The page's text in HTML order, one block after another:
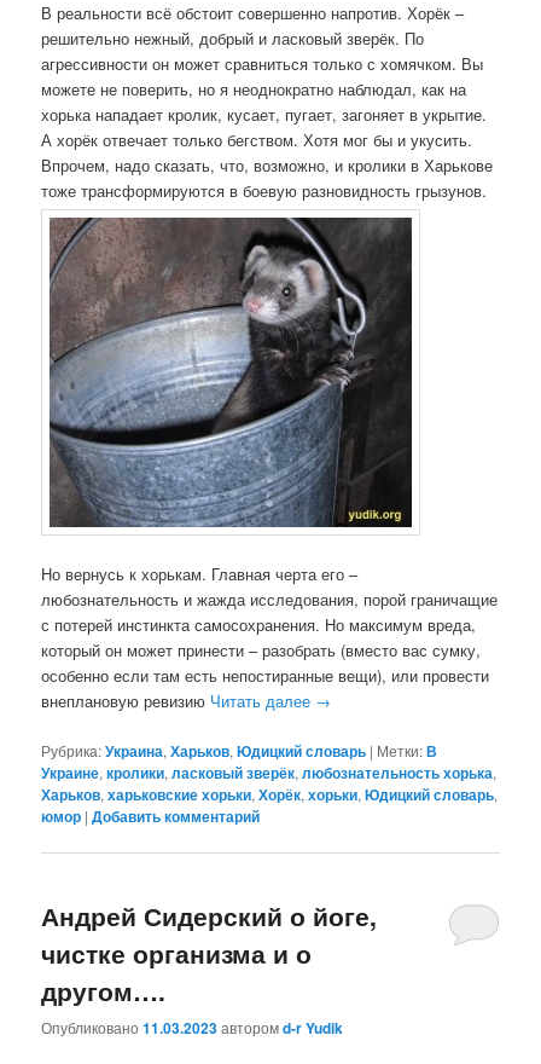
В реальности всё обстоит совершенно напротив. Хорёк –
решительно нежный, добрый и ласковый зверёк. По
агрессивности он может сравниться только с хомячком. Вы
можете не поверить, но я неоднократно наблюдал, как на
хорька нападает кролик, кусает, пугает, загоняет в укрытие.
А хорёк отвечает только бегством. Хотя мог бы и укусить.
Впрочем, надо сказать, что, возможно, и кролики в Харькове
тоже трансформируются в боевую разновидность грызунов.
Но вернусь к хорькам. Главная черта его –
любознательность и жажда исследования, порой граничащие
с потерей инстинкта самосохранения. Но максимум вреда,
который он может принести – разобрать (вместо вас сумку,
особенно если там есть непостиранные вещи), или провести
внеплановую ревизию Читать далее →
Рубрика:Украина,Харьков,Юдицкий словарь | Метки:В
Украине,кролики,ласковый зверёк,любознательность хорька,
Харьков,харьковские хорьки,Хорёк,хорьки,Юдицкий словарь,
юмор |Добавить комментарий
Андрей Сидерский о йоге,
чистке организма и о
другом….
Опубликовано11.03.2023авторомd-r Yudik